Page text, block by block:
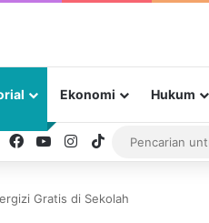
Ekonomi Hukum
Facebook
YouTubeInstagram
TikTok
Gratis di Sekolah